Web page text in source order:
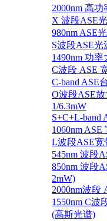
2000nm 高
X 波段ASE
980nm ASE
S波段ASE光
1490nm 功率
C波段 ASE
C-band ASE
O波段ASE放
1/6.3mW
S+C+L-band
1060nm ASE
L波段ASE宽
545nm 波段
850nm 波段
2mW)
2000nm波段
1550nm C波
(高斯光谱)